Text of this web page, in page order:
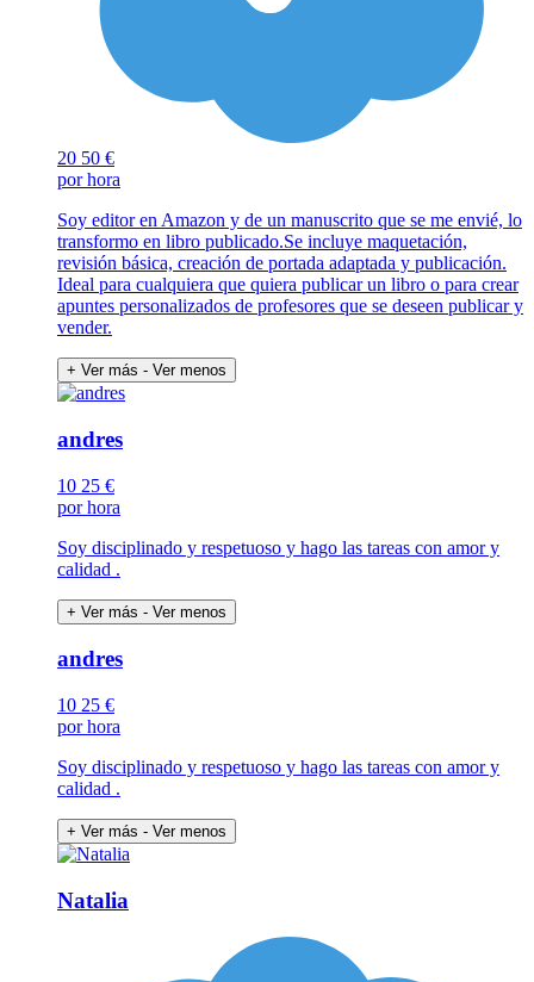
20 50 €
por hora
Soy editor en Amazon y de un manuscrito que se me envié, lo
transformo en libro publicado.Se incluye maquetación,
revisión básica, creación de portada adaptada y publicación.
Ideal para cualquiera que quiera publicar un libro o para crear
apuntes personalizados de profesores que se deseen publicar y
vender.
+ Ver más - Ver menos
andres
10 25 €
por hora
Soy disciplinado y respetuoso y hago las tareas con amor y
calidad .
+ Ver más - Ver menos
andres
10 25 €
por hora
Soy disciplinado y respetuoso y hago las tareas con amor y
calidad .
+ Ver más - Ver menos
Natalia